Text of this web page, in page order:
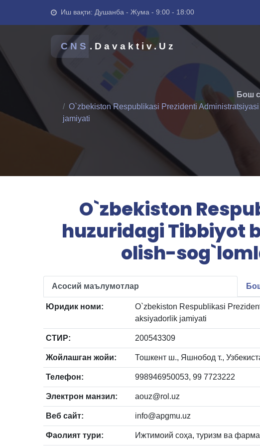
Иш вақти: Душанба - Жума - 9:00 - 18:00
CNS .Davaktiv.Uz
Бош
O`zbekiston Respublikasi Prezidenti
jamiyati
O`zbekiston
huzuridagi Tibbiyot
olish-
Асосий маълумотлар
Юридик номи:
O`zbekiston Respublikasi
aksiyadorlik jamiyati
СТИР: 200543309
Жойлашган жойи: Тошкент ш., Яшнобод т.,
Телефон: 998946950053, 99 7723222
Электрон манзил: aouz@rol.uz
Веб сайт: info@apgmu.uz
Фаолият тури: Ижтимоий соҳа, туризм ва